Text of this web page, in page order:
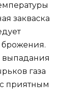
закваска
выпадания
газа
приятным